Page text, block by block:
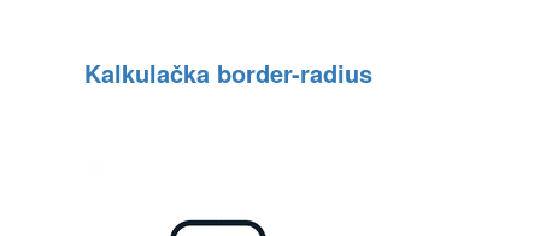
Kalkulačka border-radius